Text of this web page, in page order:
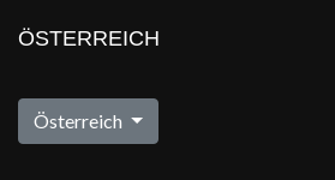
ÖSTERREICH
Österreich